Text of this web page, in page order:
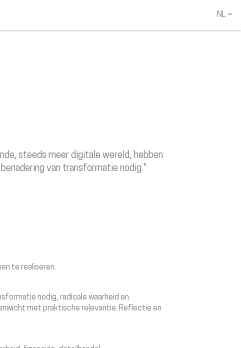
NL
steeds meer digitale wereld, hebben
van transformatie nodig."
te realiseren.
nodig, radicale waarheid en
met praktische relevantie. Reflectie en